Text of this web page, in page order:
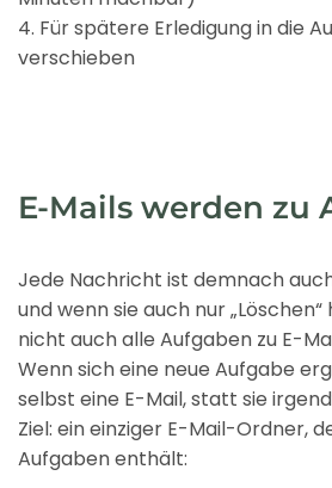
4. Für spätere Erledigung in die
verschieben
E-Mails werden zu
Jede Nachricht ist demnach
und wenn sie auch nur
nicht auch alle Aufgaben zu E-
Wenn sich eine neue Aufgabe
selbst eine E-Mail, statt sie
Ziel: ein einziger E-Mail-Ordner,
Aufgaben enthält: